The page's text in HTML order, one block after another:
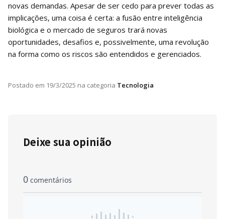
novas demandas. Apesar de ser cedo para prever todas as
implicações, uma coisa é certa: a fusão entre inteligência
biológica e o mercado de seguros trará novas
oportunidades, desafios e, possivelmente, uma revolução
na forma como os riscos são entendidos e gerenciados.
Postado em 19/3/2025 na categoria Tecnologia
Deixe sua opinião